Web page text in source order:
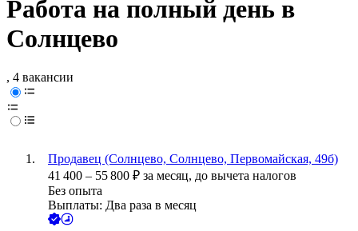
Работа на полный день в
Солнцево
, 4 вакансии
Продавец (Солнцево, Солнцево, Первомайская, 49б)
41 400 – 55 800 ₽ за месяц, до вычета налогов
Без опыта
Выплаты: Два раза в месяц